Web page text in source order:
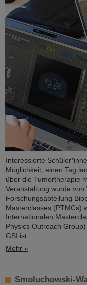
Interessierte
Möglichkeit, einen Tag
über die Tumortherapie
Veranstaltung wurde
Forschungsabteilung
Masterclasses (PTMCs)
Internationalen
Physics Outreach
GSI ist.
Mehr »
Smoluchowski-